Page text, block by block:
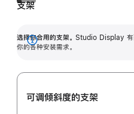
支架
选择你合用的支架。 Studio Display 有
你的各种安装需求。
展
可调倾斜度的支架